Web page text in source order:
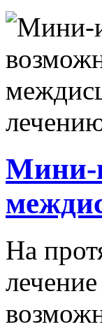
Мини-
На